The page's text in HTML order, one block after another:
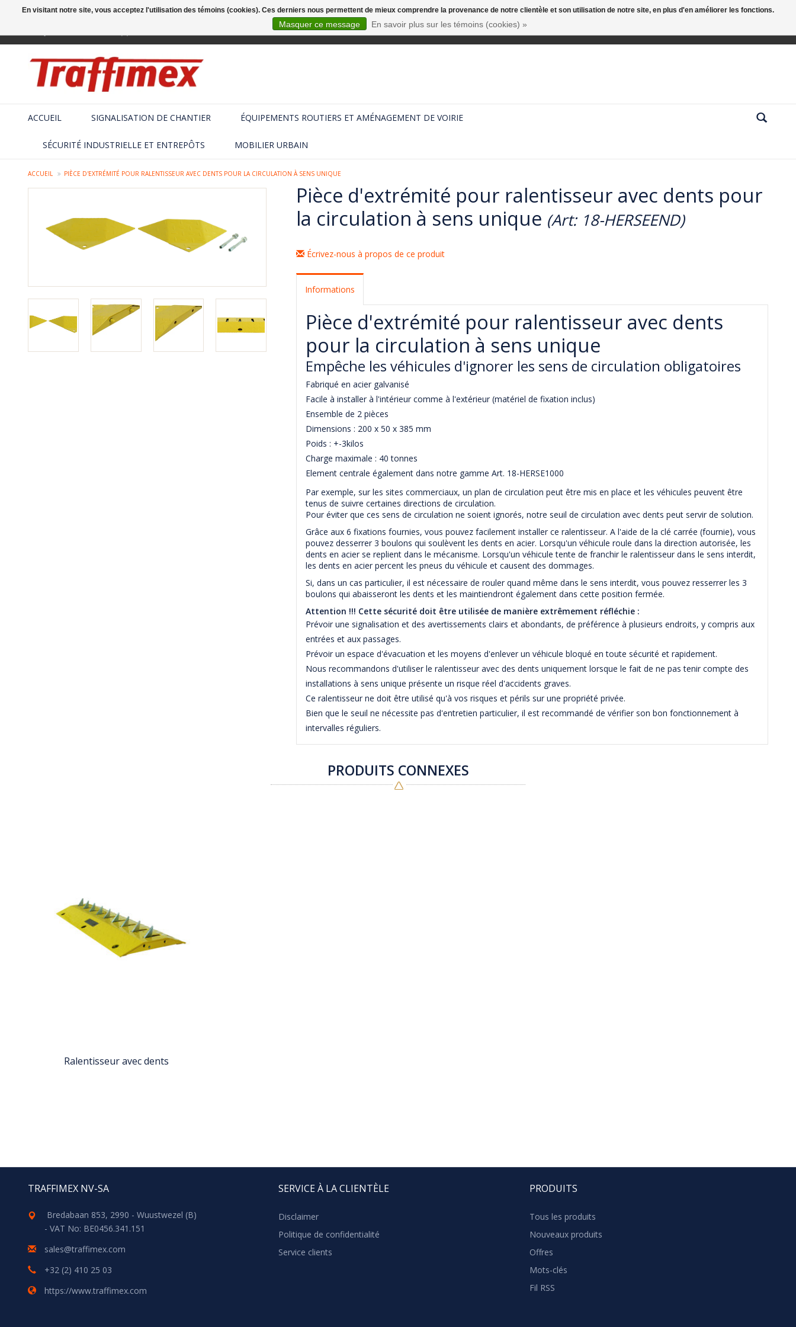
ACCUEIL SIGNALISATION DE CHANTIER ÉQUIPEMENTS ROUTIERS ET AMÉNAGEMENT DE VOIRIE
SÉCURITÉ INDUSTRIELLE ET ENTREPÔTS MOBILIER URBAIN
ACCUEIL PIÈCE D'EXTRÉMITÉ POUR RALENTISSEUR AVEC DENTS POUR LA CIRCULATION À SENS UNIQUE
Pièce d'extrémité pour ralentisseur avec dents pour
la circulation à sens unique (Art: 18-HERSEEND)
Écrivez-nous à propos de ce produit
Informations
Pièce d'extrémité pour ralentisseur avec dents
pour la circulation à sens unique
Empêche les véhicules d'ignorer les sens de circulation obligatoires
Fabriqué en acier galvanisé
Facile à installer à l'intérieur comme à l'extérieur (matériel de fixation inclus)
Ensemble de 2 pièces
Dimensions : 200 x 50 x 385 mm
Poids : +-3kilos
Charge maximale : 40 tonnes
Element centrale également dans notre gamme Art. 18-HERSE1000
Par exemple, sur les sites commerciaux, un plan de circulation peut être mis en place et les véhicules peuvent être
tenus de suivre certaines directions de circulation.
Pour éviter que ces sens de circulation ne soient ignorés, notre seuil de circulation avec dents peut servir de solution.
Grâce aux 6 fixations fournies, vous pouvez facilement installer ce ralentisseur. A l'aide de la clé carrée (fournie), vous
pouvez desserrer 3 boulons qui soulèvent les dents en acier. Lorsqu'un véhicule roule dans la direction autorisée, les
dents en acier se replient dans le mécanisme. Lorsqu'un véhicule tente de franchir le ralentisseur dans le sens interdit,
les dents en acier percent les pneus du véhicule et causent des dommages.
Si, dans un cas particulier, il est nécessaire de rouler quand même dans le sens interdit, vous pouvez resserrer les 3
boulons qui abaisseront les dents et les maintiendront également dans cette position fermée.
Attention !!! Cette sécurité doit être utilisée de manière extrêmement réfléchie :
Prévoir une signalisation et des avertissements clairs et abondants, de préférence à plusieurs endroits, y compris aux
entrées et aux passages.
Prévoir un espace d'évacuation et les moyens d'enlever un véhicule bloqué en toute sécurité et rapidement.
Nous recommandons d'utiliser le ralentisseur avec des dents uniquement lorsque le fait de ne pas tenir compte des
installations à sens unique présente un risque réel d'accidents graves.
Ce ralentisseur ne doit être utilisé qu'à vos risques et périls sur une propriété privée.
Bien que le seuil ne nécessite pas d'entretien particulier, il est recommandé de vérifier son bon fonctionnement à
intervalles réguliers.
PRODUITS CONNEXES
Ralentisseur avec dents
TRAFFIMEX NV-SA
Bredabaan 853, 2990 - Wuustwezel (B)
- VAT No: BE0456.341.151
sales@traffimex.com
+32 (2) 410 25 03
https://www.traffimex.com
SERVICE À LA CLIENTÈLE
Disclaimer
Politique de confidentialité
Service clients
PRODUITS
Tous les produits
Nouveaux produits
Offres
Mots-clés
Fil RSS
En visitant notre site, vous acceptez l'utilisation des témoins (cookies). Ces derniers nous permettent de mieux comprendre la provenance de notre clientèle et son utilisation de notre site, en plus d'en améliorer les fonctions.
Masquer ce message En savoir plus sur les témoins (cookies) »